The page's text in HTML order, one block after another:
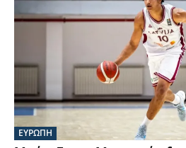
ΕΥΡΩΠΗ